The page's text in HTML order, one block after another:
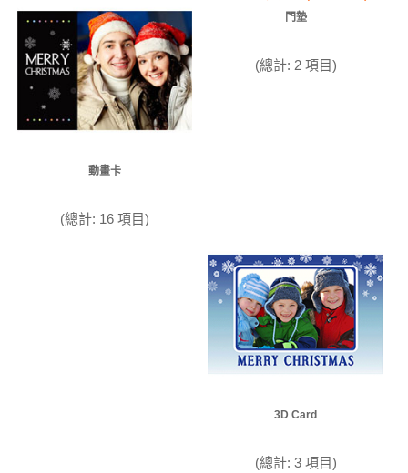
動畫卡
(總計: 16 項目)
門墊
(總計: 2 項目)
3D Card
(總計: 3 項目)